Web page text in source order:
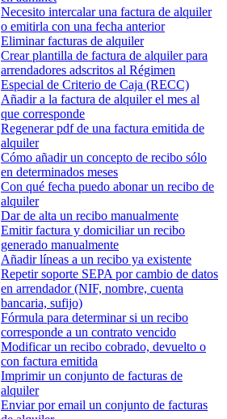
Necesito intercalar una factura de alquiler
o emitirla con una fecha anterior
Eliminar facturas de alquiler
Crear plantilla de factura de alquiler para
arrendadores adscritos al Régimen
Especial de Criterio de Caja (RECC)
Añadir a la factura de alquiler el mes al
que corresponde
Regenerar pdf de una factura emitida de
alquiler
Cómo añadir un concepto de recibo sólo
en determinados meses
Con qué fecha puedo abonar un recibo de
alquiler
Dar de alta un recibo manualmente
Emitir factura y domiciliar un recibo
generado manualmente
Añadir líneas a un recibo ya existente
Repetir soporte SEPA por cambio de datos
en arrendador (NIF, nombre, cuenta
bancaria, sufijo)
Fórmula para determinar si un recibo
corresponde a un contrato vencido
Modificar un recibo cobrado, devuelto o
con factura emitida
Imprimir un conjunto de facturas de
alquiler
Enviar por email un conjunto de facturas